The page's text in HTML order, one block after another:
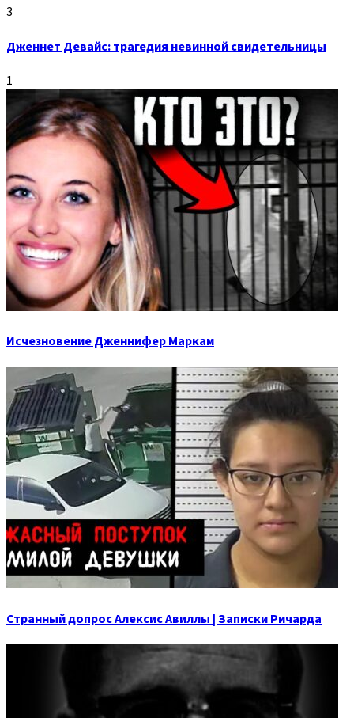
3
Дженнет Девайс: трагедия невинной свидетельницы
1
Исчезновение Дженнифер Маркам
Странный допрос Алексис Авиллы | Записки Ричарда